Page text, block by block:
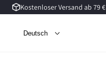
Zum
springen
Kostenloser Versand ab 79 €
Deutsch